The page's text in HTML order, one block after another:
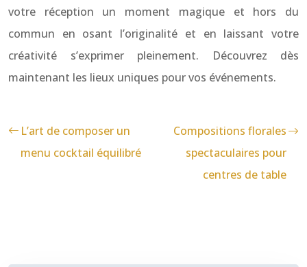
votre réception un moment magique et hors du
commun en osant l’originalité et en laissant votre
créativité s’exprimer pleinement. Découvrez dès
maintenant les lieux uniques pour vos événements.
L’art de composer un
menu cocktail équilibré
Compositions florales
spectaculaires pour
centres de table